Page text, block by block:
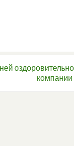
компании